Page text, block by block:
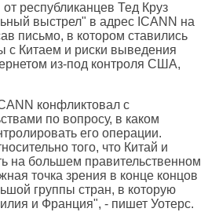
республиканцев Тед Круз
выстрел" в адрес ICANN на
письмо, в котором ставились
с Китаем и риски выведения
из-под контроля США,
конфликтовал с
по вопросу, в каком
его операции.
того, что Китай и
на большем правительственном
точка зрения в конце концов
группы стран, в которую
и Франция", - пишет Уотерс.